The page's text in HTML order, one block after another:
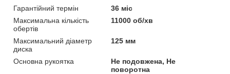
Гарантійний термін
36 міс
Максимальна кількість
обертів
11000 об/хв
Максимальний діаметр
диска
125 мм
Основна рукоятка
Не подовжена, Не
поворотна